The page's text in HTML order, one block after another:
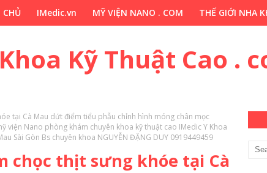
CHỦ IMedic.vn MỸ VIỆN NANO . COM THẾ GIỚI NHA
Kỹ Thuật Cao .
tại Cà Mau dứt điểm tiểu phẫu chỉnh hình móng chân mọc
viện Nano phòng khám chuyên khoa kỹ thuật cao IMedic Y Khoa
Sài Gòn Bs chuyên khoa NGUYỄN ĐẶNG DUY 0919449459
chọc thịt sưng khóe tại Cà